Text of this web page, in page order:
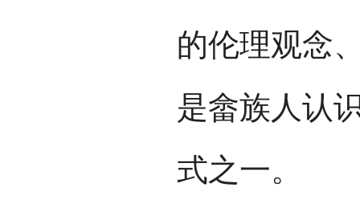
的伦理观念
是畲族人认
式之一。